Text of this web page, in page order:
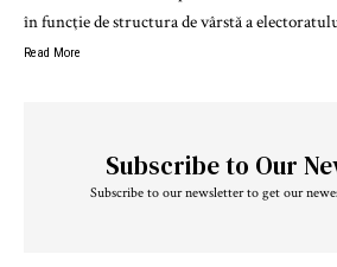
în funcţie de structura de vârstă a
Read More
Subscribe to Our
Subscribe to our newsletter to get our